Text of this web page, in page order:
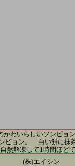
わいらしいソンピョ
ピョン。 白い餅に抹
解凍して1時間ほどで
(株)エイシン